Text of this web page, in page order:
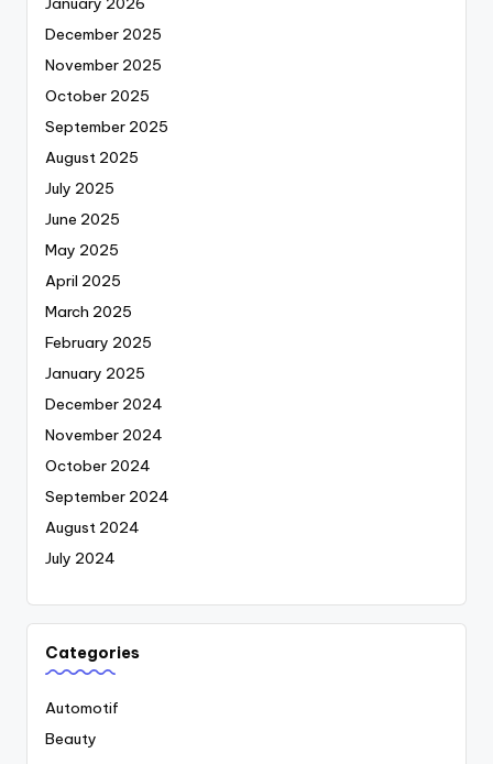
December 2025
November 2025
October 2025
September 2025
August 2025
July 2025
June 2025
May 2025
April 2025
March 2025
February 2025
January 2025
December 2024
November 2024
October 2024
September 2024
August 2024
July 2024
Categories
Automotif
Beauty